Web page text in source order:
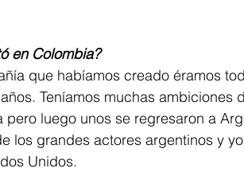
en Colombia?
que habíamos creado éramos
Teníamos muchas ambiciones
pero luego unos se regresaron a
los grandes actores argentinos y
Unidos.